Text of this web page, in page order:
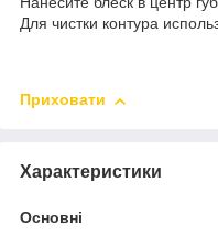
Для чистки контура
Приховати
Характеристики
Основні